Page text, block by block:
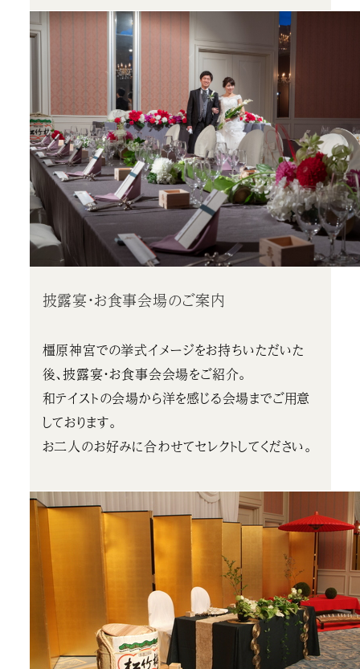
披露宴・お食事会場のご案内
橿原神宮での挙式イメージをお持ちいただいた
後、披露宴・お食事会会場をご紹介。
和テイストの会場から洋を感じる会場までご用意
しております。
お二人のお好みに合わせてセレクトしてください。